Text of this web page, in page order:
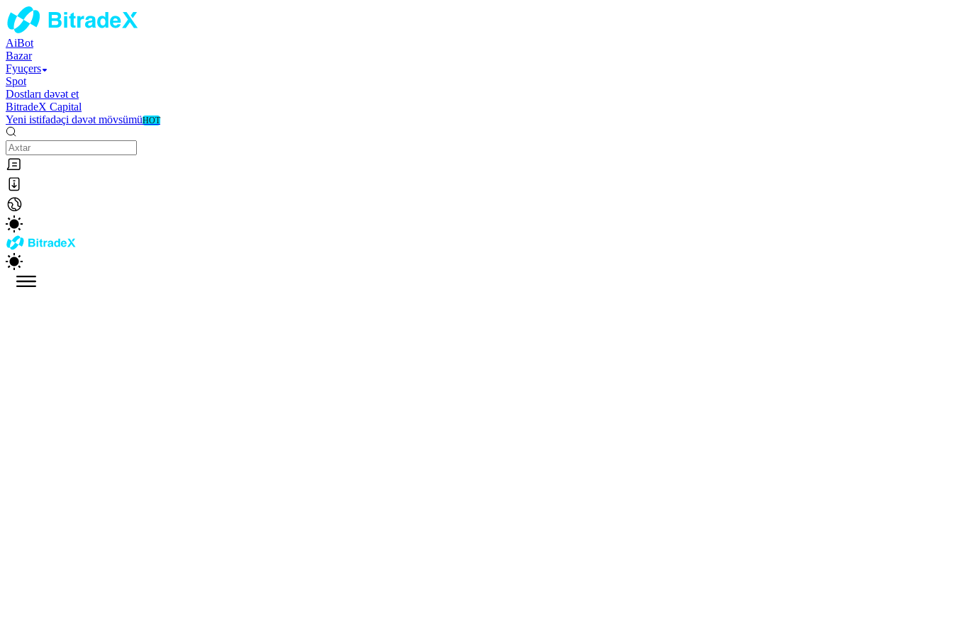
AiBot
Bazar
Fyuçers
Spot
Dostları dəvət et
BitradeX Capital
Yeni istifadəçi dəvət mövsümüHOT